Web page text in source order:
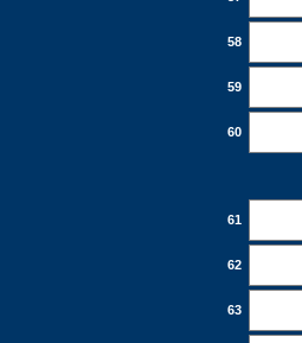
58
59
60
61
62
63